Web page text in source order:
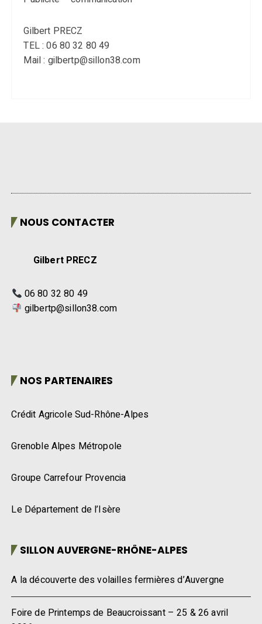
Gilbert PRECZ
TEL : 06 80 32 80 49
Mail : gilbertp@sillon38.com
NOUS CONTACTER
Gilbert PRECZ
06 80 32 80 49
gilbertp@sillon38.com
NOS PARTENAIRES
Crédit Agricole Sud-Rhône-Alpes
Grenoble Alpes Métropole
Groupe Carrefour Provencia
Le Département de l’Isère
SILLON AUVERGNE-RHÔNE-ALPES
A la découverte des volailles fermières d’Auvergne
Foire de Printemps de Beaucroissant – 25 & 26 avril